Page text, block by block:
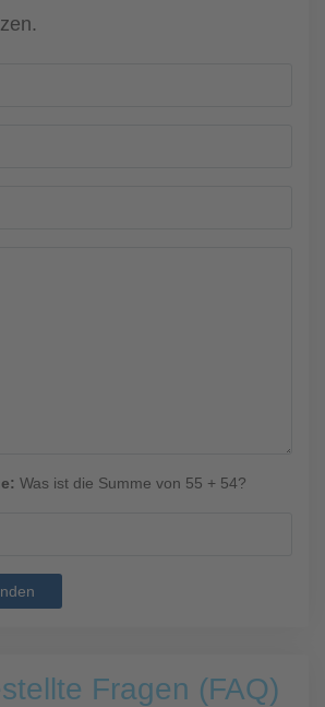
Was ist die Summe von 55 + 54?
Fragen (FAQ)